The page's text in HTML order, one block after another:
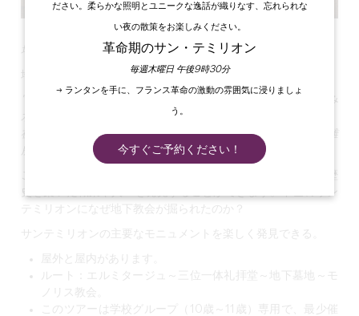
地中調査（CE1～CM2／7歳から）
地下のモニュメントを調査しよう！
水、洗濯、洗礼のための泉があり、寝るためのベッドがあり、
祈るための肘掛け椅子がある。エミリオンは、この洞窟は避難
史を築いた職業や人々を発見することができます。中世のサン
テミリオンになぜ地下教会が掘られたのか？
サンテミリオンの主要なモニュメントを楽しく発見できる。
屋外と屋内があります。
ルート：エルミタージュ～三位一体礼拝堂～地下墓地～モ
ノリス教会。
このツアーは学校グループ（10歳～11歳）専用で、最少催
ださい。柔らかな照明とユニークな逸話が織りなす、忘れられな
い夜の散策をお楽しみください。
革命期のサン・テミリオン
毎週木曜日 午後9時30分
→ ランタンを手に、フランス革命の激動の雰囲気に浸りましょ
う。
今すぐご予約ください！